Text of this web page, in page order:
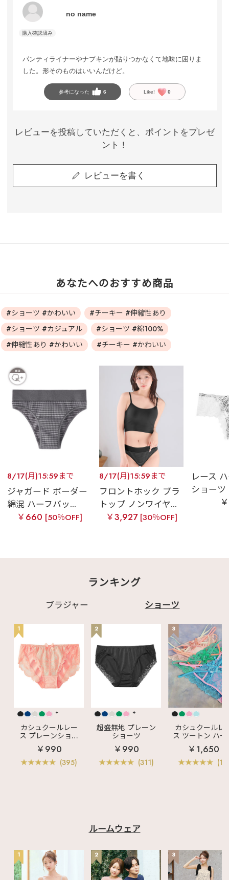
no name
パンティライナーやナプキンが貼りつかなくて地味に困りま
した。形そのものはいいんだけど。
参考になった 6 Like! 0
レビューを投稿していただくと、ポイントをプレゼ
ント！
レビューを書く
あなたへのおすすめ商品
#ショーツ #かわいい
#チーキー #伸縮性あり
#ショーツ #カジュアル
#ショーツ #綿100%
#伸縮性あり #かわいい
#チーキー #かわいい
8/17(月)15:59まで
ジャガード ボーダー
綿混 ハーフバッ...
￥660 [50％OFF]
8/17(月)15:59まで
フロントホック ブラ
トップ ノンワイヤ...
￥3,927 [30％OFF]
レース
ショーツ
ランキング
ブラジャー ショーツ
1
+
カシュクールレー
ス プレーンショー
ツ
￥990
(395)
2
+
超盛無地 プレーン
ショーツ
￥990
(311)
3
カシュクールレ
ス ツートン ハー
バックショーツ
￥1,650
(11)
ルームウェア
1 2 3